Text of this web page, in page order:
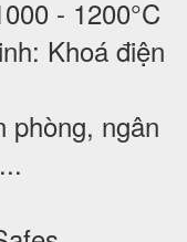
- 1200°C
Khoá điện
phòng, ngân